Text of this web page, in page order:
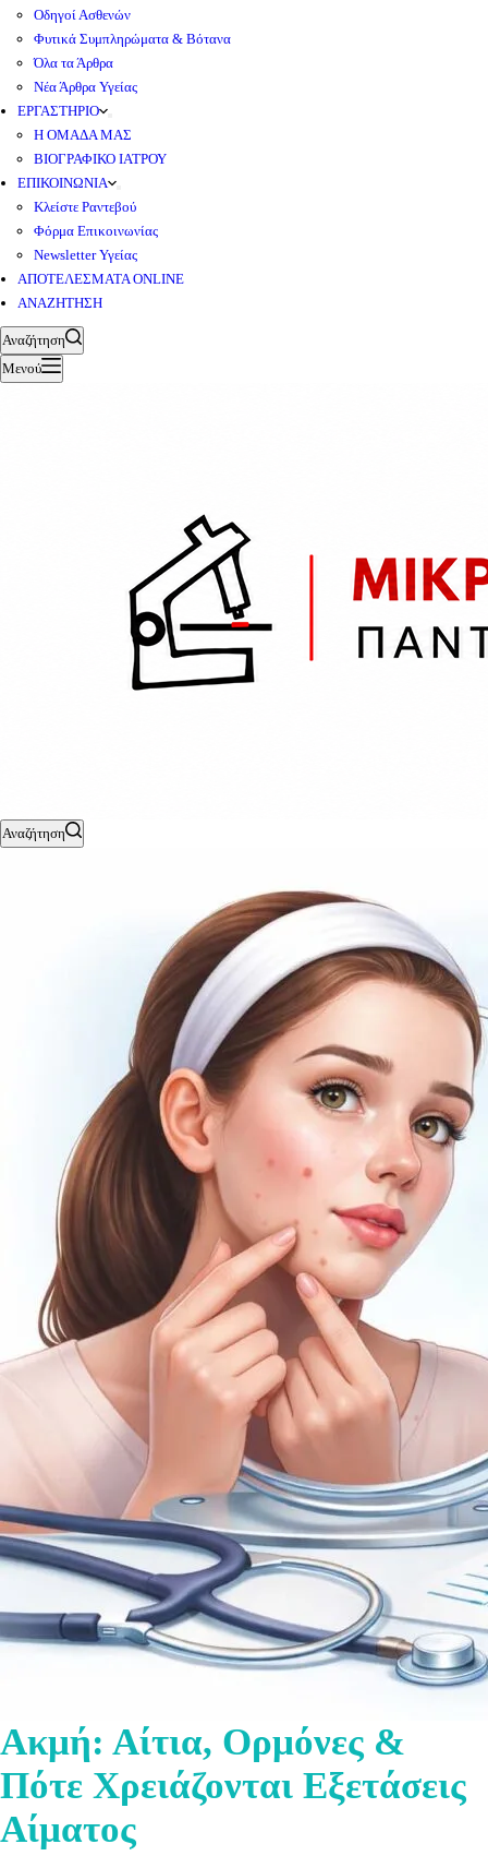
Οδηγοί Ασθενών
Φυτικά Συμπληρώματα & Βότανα
Όλα τα Άρθρα
Νέα Άρθρα Υγείας
ΕΡΓΑΣΤΗΡΙΟ
Η ΟΜΑΔΑ ΜΑΣ
ΒΙΟΓΡΑΦΙΚΟ ΙΑΤΡΟΥ
ΕΠΙΚΟΙΝΩΝΙΑ
Κλείστε Ραντεβού
Φόρμα Επικοινωνίας
Newsletter Υγείας
ΑΠΟΤΕΛΕΣΜΑΤΑ ONLINE
ΑΝΑΖΗΤΗΣΗ
Αναζήτηση
Μενού
Αναζήτηση
Ακμή: Αίτια, Ορμόνες &
Πότε Χρειάζονται Εξετάσεις
Αίματος